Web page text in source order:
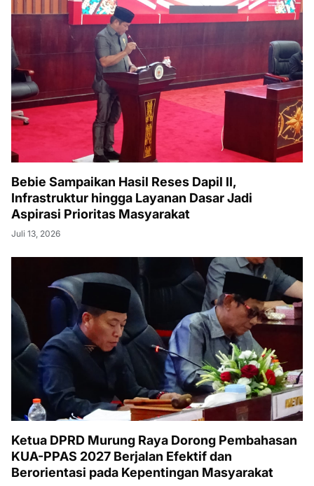
Bebie Sampaikan Hasil Reses Dapil II,
Infrastruktur hingga Layanan Dasar Jadi
Aspirasi Prioritas Masyarakat
Juli 13, 2026
Ketua DPRD Murung Raya Dorong Pembahasan
KUA-PPAS 2027 Berjalan Efektif dan
Berorientasi pada Kepentingan Masyarakat